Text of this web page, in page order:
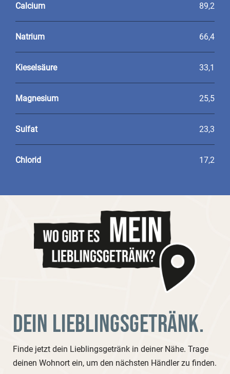
Calcium 89,2
Natrium 66,4
Kieselsäure 33,1
Magnesium 25,5
Sulfat 23,3
Chlorid 17,2
DEIN LIEBLINGSGETRÄNK.
Finde jetzt dein Lieblingsgetränk in deiner Nähe. Trage
deinen Wohnort ein, um den nächsten Händler zu finden.